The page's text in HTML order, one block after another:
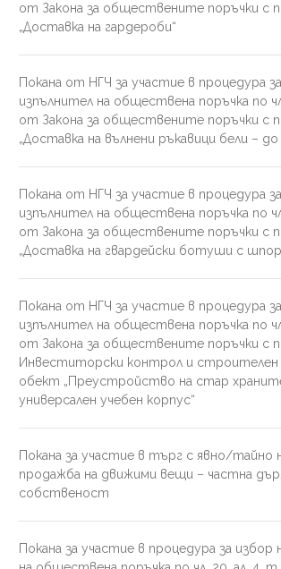
от Закона за обществените поръчки с
„Доставка на гардероби“
Покана от НГЧ за участие в процедура
изпълнител на обществена поръчка по
от Закона за обществените поръчки с
„Доставка на вълнени ръкавици бели –
Покана от НГЧ за участие в процедура
изпълнител на обществена поръчка по
от Закона за обществените поръчки с
„Доставка на гвардейски ботуши с
Покана от НГЧ за участие в процедура
изпълнител на обществена поръчка по
от Закона за обществените поръчки с
Инвеститорски контрол и строителен
обект „Преустройство на стар
универсален учебен корпус“
Покана за участие в търг с явно/тайно
продажба на движими вещи – частна
собственост
Покана за участие в процедура за избор